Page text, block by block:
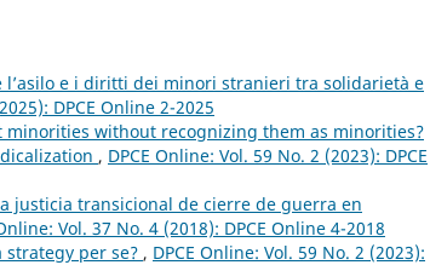
e i diritti dei minori stranieri tra solidarietà e
DPCE Online 2-2025
minorities without recognizing them as minorities?
, DPCE Online: Vol. 59 No. 2 (2023): DPCE
justicia transicional de cierre de guerra en
Vol. 37 No. 4 (2018): DPCE Online 4-2018
strategy per se? , DPCE Online: Vol. 59 No. 2 (2023):